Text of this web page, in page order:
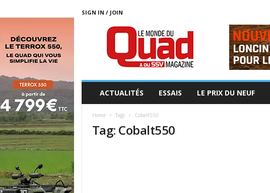
SIGN IN / JOIN
ACTUALITÉS ESSAIS LE PRIX DU NEUF
Home Tags Cobalt550
Tag: Cobalt550